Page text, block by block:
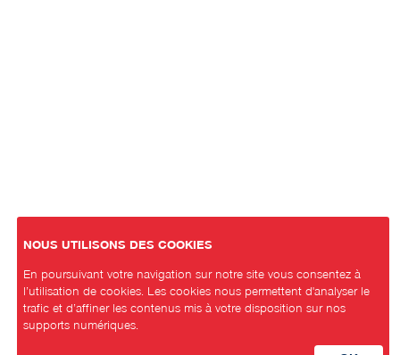
NOUS UTILISONS DES COOKIES
En poursuivant votre navigation sur notre site vous consentez à
l’utilisation de cookies. Les cookies nous permettent d'analyser le
trafic et d’affiner les contenus mis à votre disposition sur nos
supports numériques.